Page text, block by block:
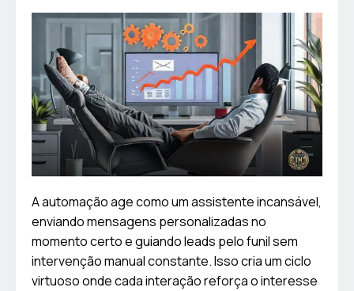
A automação age como um assistente incansável,
enviando mensagens personalizadas no
momento certo e guiando leads pelo funil sem
intervenção manual constante. Isso cria um ciclo
virtuoso onde cada interação reforça o interesse